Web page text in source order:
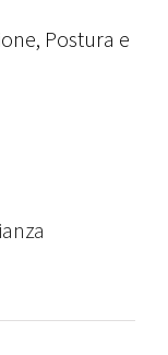
Postura e